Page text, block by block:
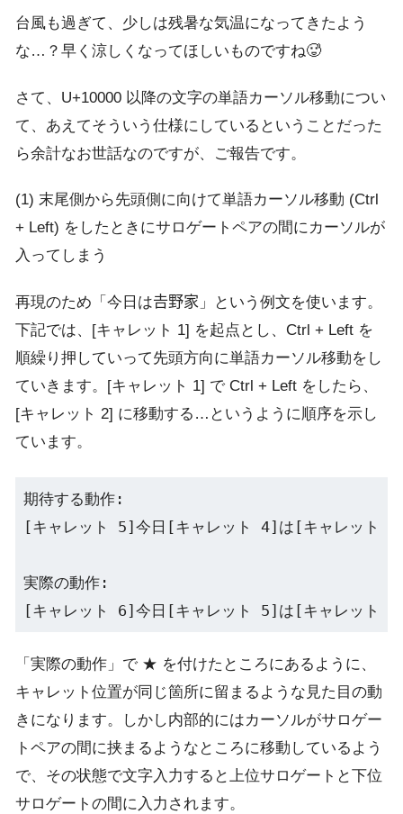
台風も過ぎて、少しは残暑な気温になってきたよう
な…？早く涼しくなってほしいものですね🥵
さて、U+10000 以降の文字の単語カーソル移動につい
て、あえてそういう仕様にしているということだった
ら余計なお世話なのですが、ご報告です。
(1) 末尾側から先頭側に向けて単語カーソル移動 (Ctrl
+ Left) をしたときにサロゲートペアの間にカーソルが
入ってしまう
再現のため「今日は𠮷野家」という例文を使います。
下記では、[キャレット 1] を起点とし、Ctrl + Left を
順繰り押していって先頭方向に単語カーソル移動をし
ていきます。[キャレット 1] で Ctrl + Left をしたら、
[キャレット 2] に移動する…というように順序を示し
ています。
期待する動作:
[キャレット 5]今日[キャレット 4]は[キャレット
実際の動作:
[キャレット 6]今日[キャレット 5]は[キャレット
「実際の動作」で ★ を付けたところにあるように、
キャレット位置が同じ箇所に留まるような見た目の動
きになります。しかし内部的にはカーソルがサロゲー
トペアの間に挟まるようなところに移動しているよう
で、その状態で文字入力すると上位サロゲートと下位
サロゲートの間に入力されます。